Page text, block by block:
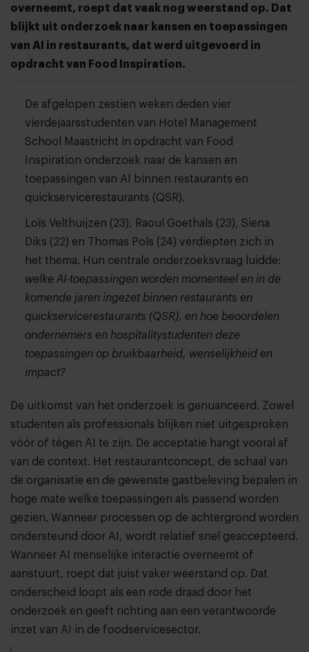
overneemt, roept dat vaak nog weerstand op. Dat
blijkt uit onderzoek naar kansen en toepassingen
van AI in restaurants, dat werd uitgevoerd in
opdracht van Food Inspiration.
De afgelopen zestien weken deden vier
vierdejaarsstudenten van Hotel Management
School Maastricht in opdracht van Food
Inspiration onderzoek naar de kansen en
toepassingen van AI binnen restaurants en
quickservicerestaurants (QSR).
Loïs Velthuijzen ( 23), Raoul Goethals (23), Siena
Diks (22) en Thomas Pols (24) verdiepten zich in
het thema. Hun centrale onderzoeksvraag luidde:
welke AI-toepassingen worden momenteel en in de
komende jaren ingezet binnen restaurants en
quickservicerestaurants (QSR), en hoe beoordelen
ondernemers en hospitalitystudenten deze
toepassingen op bruikbaarheid, wenselijkheid en
impact?
De uitkomst van het onderzoek is genuanceerd. Zowel
studenten als professionals blijken niet uitgesproken
vóór of tégen AI te zijn. De acceptatie hangt vooral af
van de context. Het restaurantconcept, de schaal van
de organisatie en de gewenste gastbeleving bepalen in
hoge mate welke toepassingen als passend worden
gezien. Wanneer processen op de achtergrond worden
ondersteund door AI, wordt relatief snel geaccepteerd.
Wanneer AI menselijke interactie overneemt of
aanstuurt, roept dat juist vaker weerstand op. Dat
onderscheid loopt als een rode draad door het
onderzoek en geeft richting aan een verantwoorde
inzet van AI in de foodservicesector.